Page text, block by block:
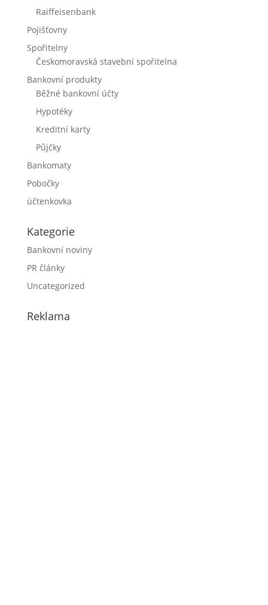
Raiffeisenbank
Pojišťovny
Spořitelny
Českomoravská stavební spořitelna
Bankovní produkty
Běžné bankovní účty
Hypotéky
Kreditní karty
Půjčky
Bankomaty
Pobočky
účtenkovka
Kategorie
Bankovní noviny
PR články
Uncategorized
Reklama